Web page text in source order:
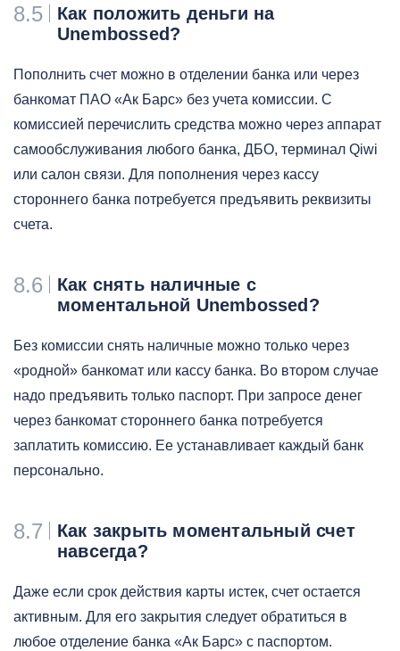
8.5
Как положить деньги на
Unembossed?
Пополнить счет можно в отделении банка или через
банкомат ПАО «Ак Барс» без учета комиссии. С
комиссией перечислить средства можно через аппарат
самообслуживания любого банка, ДБО, терминал Qiwi
или салон связи. Для пополнения через кассу
стороннего банка потребуется предъявить реквизиты
счета.
8.6
Как снять наличные с
моментальной Unembossed?
Без комиссии снять наличные можно только через
«родной» банкомат или кассу банка. Во втором случае
надо предъявить только паспорт. При запросе денег
через банкомат стороннего банка потребуется
заплатить комиссию. Ее устанавливает каждый банк
персонально.
8.7
Как закрыть моментальный счет
навсегда?
Даже если срок действия карты истек, счет остается
активным. Для его закрытия следует обратиться в
любое отделение банка «Ак Барс» с паспортом.